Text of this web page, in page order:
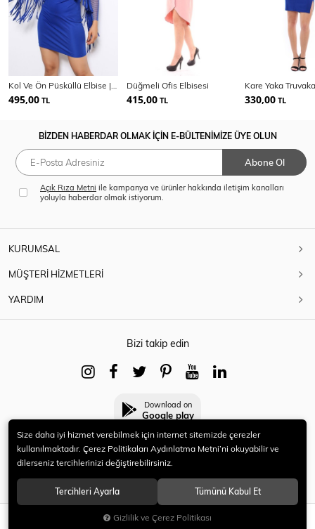
SEPETE EKLE
495,00 TL
Düğmeli Ofis Elbisesi
415,00 TL 330,00 TL
BİZDEN HABERDAR OLMAK İÇİN E-BÜLTENİMİZE ÜYE OLUN
Abone Ol
Açık Rıza Metni ile kampanya ve ürünler hakkında iletişim kanalları
yoluyla haberdar olmak istiyorum.
KURUMSAL
MÜŞTERİ HİZMETLERİ
YARDIM
Bizi takip edin
Download on
Google play
© 2021 HERYENİ. Tüm hakları saklıdır.
Size daha iyi hizmet verebilmek için internet sitemizde çerezler
kullanılmaktadır. Çerez Politikaları Aydınlatma Metni’ni okuyabilir ve
dilerseniz tercihlerinizi değiştirebilirsiniz.
Tercihleri Ayarla Tümünü Kabul Et
Gizlilik ve Çerez Politikası